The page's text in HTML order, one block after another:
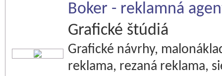
Boker - reklamná
Grafické štúdiá
Grafické návrhy,
reklama, rezaná reklama,